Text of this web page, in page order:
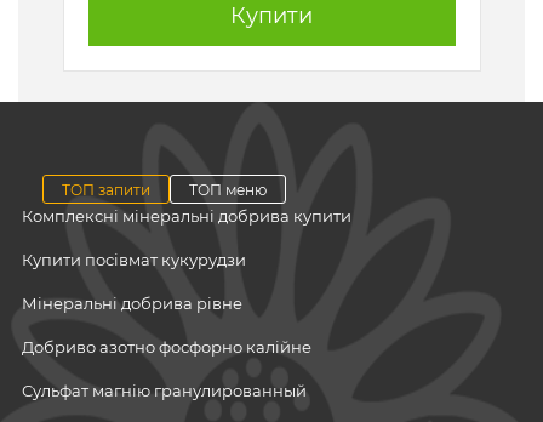
Купити
ТОП запити ТОП меню
Комплексні мінеральні добрива купити
Купити посівмат кукурудзи
Мінеральні добрива рівне
Добриво азотно фосфорно калійне
Сульфат магнію гранулированный